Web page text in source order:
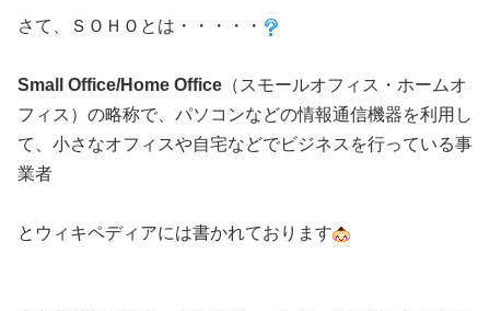
さて、ＳＯＨＯとは・・・・・
Small Office/Home Office （スモールオフィス・ホームオ
フィス）の略称で、パソコンなどの情報通信機器を利用し
て、小さなオフィスや自宅などでビジネスを行っている事
業者
とウィキペディアには書かれております